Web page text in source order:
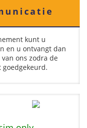
kunt u
en u ontvangt dan
ons zodra de